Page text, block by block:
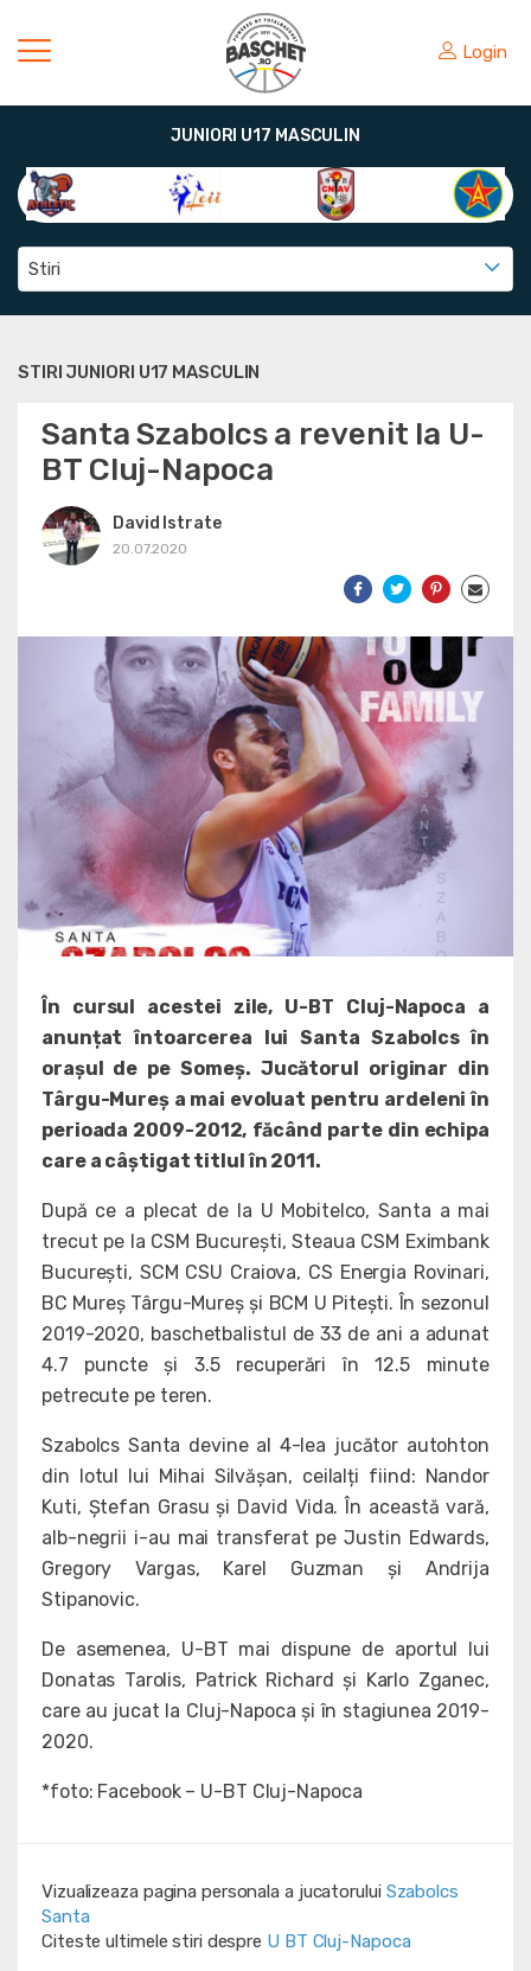
Login
JUNIORI U17 MASCULIN
Stiri
STIRI JUNIORI U17 MASCULIN
Santa Szabolcs a revenit la U-
BT Cluj-Napoca
David Istrate
20.07.2020
În cursul acestei zile, U-BT Cluj-Napoca a
anunțat întoarcerea lui Santa Szabolcs în
orașul de pe Someș. Jucătorul originar din
Târgu-Mureș a mai evoluat pentru ardeleni în
perioada 2009-2012, făcând parte din echipa
care a câștigat titlul în 2011.
După ce a plecat de la U Mobitelco, Santa a mai
trecut pe la CSM București, Steaua CSM Eximbank
București, SCM CSU Craiova, CS Energia Rovinari,
BC Mureș Târgu-Mureș și BCM U Pitești. În sezonul
2019-2020, baschetbalistul de 33 de ani a adunat
4.7 puncte și 3.5 recuperări în 12.5 minute
petrecute pe teren.
Szabolcs Santa devine al 4-lea jucător autohton
din lotul lui Mihai Silvășan, ceilalți fiind: Nandor
Kuti, Ștefan Grasu și David Vida. În această vară,
alb-negrii i-au mai transferat pe Justin Edwards,
Gregory Vargas, Karel Guzman și Andrija
Stipanovic.
De asemenea, U-BT mai dispune de aportul lui
Donatas Tarolis, Patrick Richard și Karlo Zganec,
care au jucat la Cluj-Napoca și în stagiunea 2019-
2020.
*foto: Facebook – U-BT Cluj-Napoca
Vizualizeaza pagina personala a jucatorului Szabolcs
Santa
Citeste ultimele stiri despre U BT Cluj-Napoca